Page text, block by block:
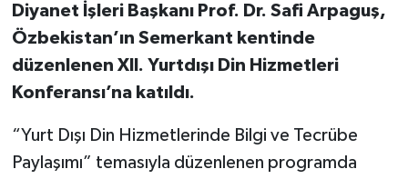
Diyanet İşleri Başkanı Prof. Dr. Safi Arpaguş,
Özbekistan’ın Semerkant kentinde
düzenlenen XII. Yurtdışı Din Hizmetleri
Konferansı’na katıldı.
“Yurt Dışı Din Hizmetlerinde Bilgi ve Tecrübe
Paylaşımı” temasıyla düzenlenen programda